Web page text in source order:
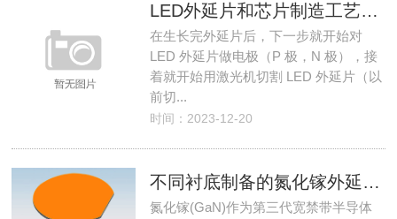
LED外延片和芯片制造工艺流程介绍
在生长完外延片后，下一步就开始对
LED 外延片做电极（P 极，N 极），接
着就开始用激光机切割 LED 外延片（以
前切...
时间：2023-12-20
不同衬底制备的氮化镓外延片有什么特点？
氮化镓(GaN)作为第三代宽禁带半导体